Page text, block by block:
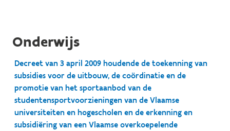
Onderwijs
Decreet van 3 april 2009 houdende de toekenning van
subsidies voor de uitbouw, de coördinatie en de
promotie van het sportaanbod van de
studentensportvoorzieningen van de Vlaamse
universiteiten en hogescholen en de erkenning en
subsidiëring van een Vlaamse overkoepelende